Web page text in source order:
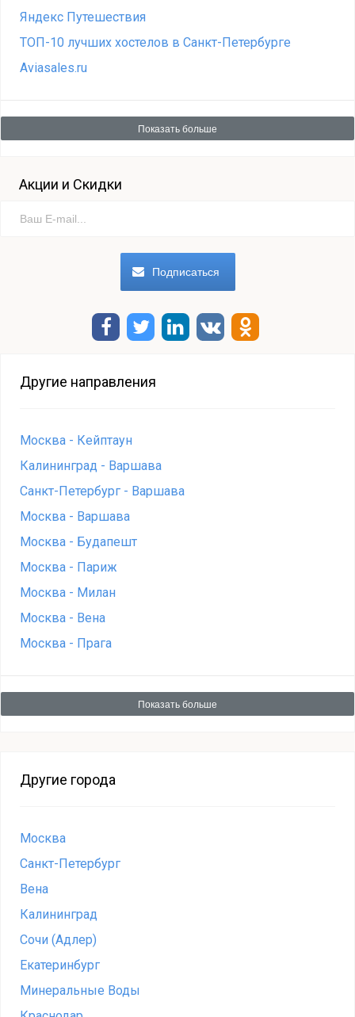
Яндекс Путешествия
ТОП-10 лучших хостелов в Санкт-Петербурге
Aviasales.ru
Показать больше
Акции и Скидки
Другие направления
Москва - Кейптаун
Калининград - Варшава
Санкт-Петербург - Варшава
Москва - Варшава
Москва - Будапешт
Москва - Париж
Москва - Милан
Москва - Вена
Москва - Прага
Показать больше
Другие города
Москва
Санкт-Петербург
Вена
Калининград
Сочи (Адлер)
Екатеринбург
Минеральные Воды